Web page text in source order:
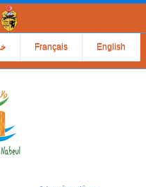
Français English